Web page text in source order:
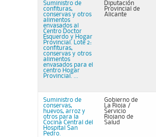
Suministro de
confituras,
conservas y otros
alimentos
envasados al
Centro Doctor
Esquerdo y Hogar
Provincial. Lote 2:
confituras,
conservas y otros
alimentos
envasados para el
centro Hogar
Provincial. ...
Diputación
Provincial de
Alicante
Suministro de
conservas,
huevos, arroz y
otros para la
Cocina Central del
Hospital San
Pedro.
Gobierno de
La Rioja /
Servicio
Riojano de
Salud